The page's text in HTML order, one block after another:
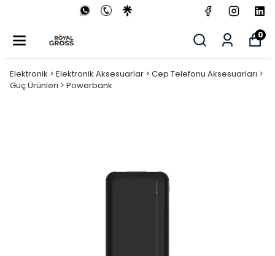
0
Elektronik > Elektronik Aksesuarlar > Cep Telefonu Aksesuarları >
Güç Ürünleri > Powerbank